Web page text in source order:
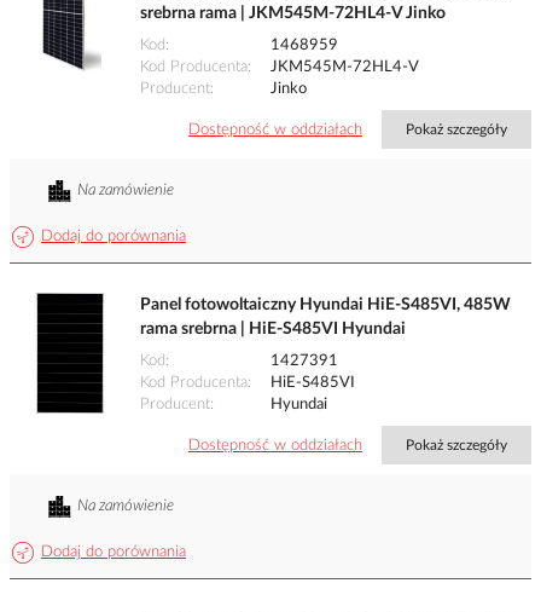
srebrna rama | JKM545M-72HL4-V Jinko
Kod
1468959
Kod Producenta
JKM545M-72HL4-V
Producent
Jinko
Dostępność w oddziałach Pokaż szczegóły
Dodaj do porównania
Na zamówienie
Panel fotowoltaiczny Hyundai HiE-S485VI, 485W
rama srebrna | HiE-S485VI Hyundai
Kod
1427391
Kod Producenta
HiE-S485VI
Producent
Hyundai
Dostępność w oddziałach Pokaż szczegóły
Dodaj do porównania
Na zamówienie